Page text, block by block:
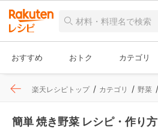
おすすめ おトク カテゴリ
楽天レシピトップ カテゴリ 野菜
簡単 焼き野菜 レシピ・作り方